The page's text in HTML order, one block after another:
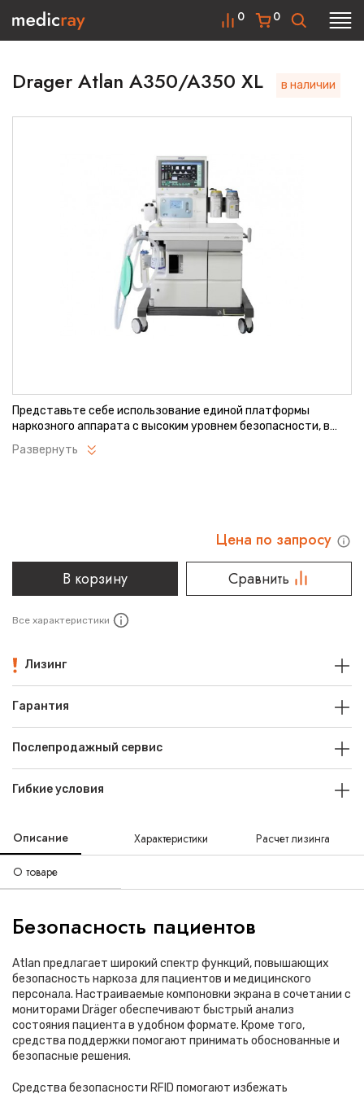
0
0
Drager Atlan A350/A350 XL в наличии
Представьте себе использование единой платформы
наркозного аппарата с высоким уровнем безопасности, в
каждой операционной. Полный набор клинических
характеристик и проверенное качество вентиляции делают
A350/A350 XL оснащен электронным смесителем.
Развернуть
Цена по запросу
В корзину
Сравнить
Все характеристики
Лизинг
Гарантия
Послепродажный сервис
Гибкие условия
Описание Характеристики Расчет лизинга
О товаре
Безопасность пациентов
Atlan предлагает широкий спектр функций, повышающих
безопасность наркоза для пациентов и медицинского
персонала. Настраиваемые компоновки экрана в сочетании с
мониторами Dräger обеспечивают быстрый анализ
состояния пациента в удобном формате. Кроме того,
средства поддержки помогают принимать обоснованные и
безопасные решения.
Средства безопасности RFID помогают избежать